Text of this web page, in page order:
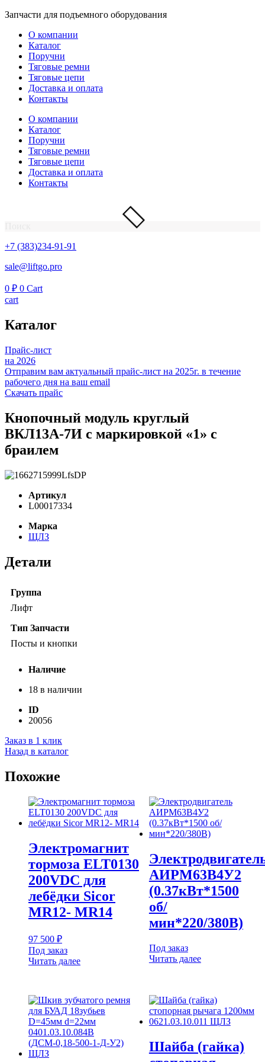
Перейти
содержимому
Запчасти для подъемного оборудования
О компании
Каталог
Поручни
Тяговые ремни
Тяговые цепи
Доставка и оплата
Контакты
О компании
Каталог
Поручни
Тяговые ремни
Тяговые цепи
Доставка и оплата
Контакты
+7 (383)234-91-91
sale@liftgo.pro
0 ₽ 0 Cart
cart
Каталог
Прайс-лист
на 2026
Отправим вам актуальный прайс-лист на 2025г. в течение
рабочего дня на ваш email
Скачать прайс
Кнопочный модуль круглый
ВКЛ13А-7И с маркировкой «1» с
браилем
Артикул
L00017334
Марка
ЩЛЗ
Детали
Группа
Лифт
Тип Запчасти
Посты и кнопки
Наличие
18 в наличии
ID
20056
Заказ в 1 клик
Назад в каталог
Похожие
Электромагнит
тормоза ELT0130
200VDC для
лебёдки Sicor
MR12- MR14
97 500 ₽
Под заказ
Читать далее
AИРМ63В4У2
(0.37кВт*1500
об/
мин*220/380В)
Под заказ
Читать далее
Шайба (гайка)